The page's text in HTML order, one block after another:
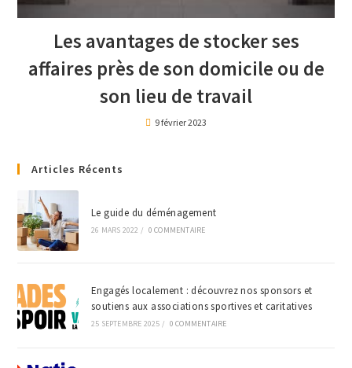
Les avantages de stocker ses
affaires près de son domicile ou de
son lieu de travail
9 février 2023
Articles Récents
Le guide du déménagement
26 MARS 2022 / 0 COMMENTAIRE
Engagés localement : découvrez nos sponsors et
soutiens aux associations sportives et caritatives
25 SEPTEMBRE 2025 / 0 COMMENTAIRE